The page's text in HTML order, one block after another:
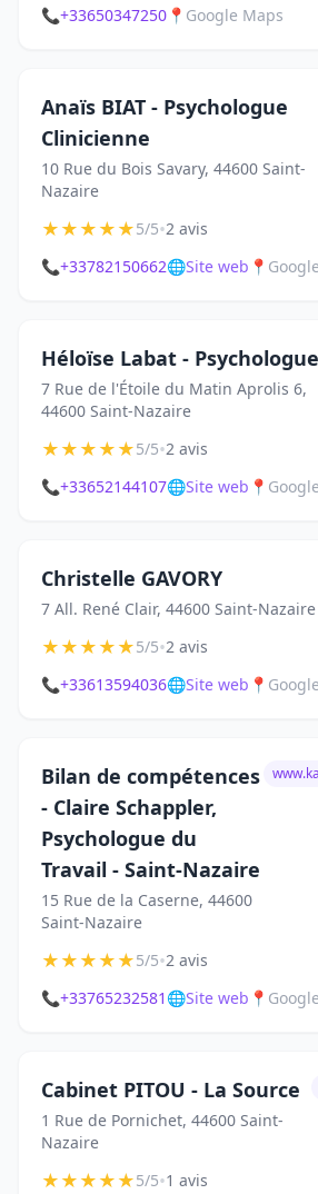
📞+33650347250 📍 Google Maps
Anaïs BIAT - Psychologue
Clinicienne
10 Rue du Bois Savary, 44600 Saint-
Nazaire
★★★★★5/5•2 avis
📞+33782150662🌐Site web 📍
Héloïse Labat - Psychologue
7 Rue de l'Étoile du Matin Aprolis 6,
44600 Saint-Nazaire
★★★★★5/5•2 avis
📞+33652144107🌐Site web 📍
Christelle GAVORY
7 All. René Clair, 44600 Saint-Nazaire
★★★★★5/5•2 avis
📞+33613594036🌐Site web 📍
Bilan de compétences
- Claire Schappler,
Psychologue du
Travail - Saint-Nazaire
15 Rue de la Caserne, 44600
Saint-Nazaire
★★★★★5/5•2 avis
📞+33765232581 🌐Site web 📍
Cabinet PITOU - La Source
1 Rue de Pornichet, 44600 Saint-
Nazaire
★★★★★5/5•1 avis